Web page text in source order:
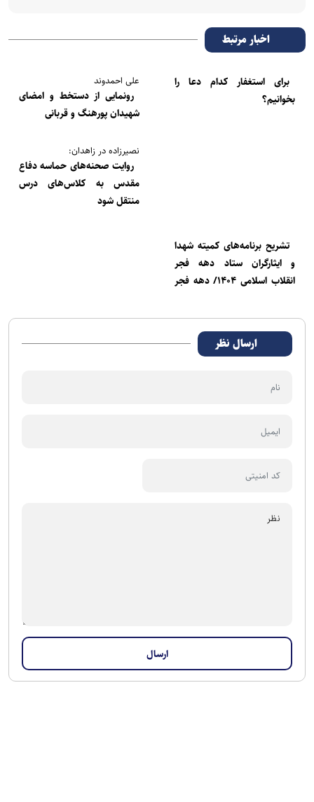
اخبار مرتبط
برای استغفار کدام دعا را
بخوانیم؟
علی احمدوند
رونمایی از دستخط و امضای
شهیدان پورهنگ و قربانی
تشریح برنامه‌های کمیته شهدا
و ایثارگران ستاد دهه فجر
انقلاب اسلامی ۱۴۰۴/ دهه فجر
و تبیین گفتمان ایثار و مقاومت
است
نصیرزاده در زاهدان:
روایت‌ صحنه‌های حماسه‌ دفاع
مقدس به کلاس‌های درس
منتقل شود
ارسال نظر